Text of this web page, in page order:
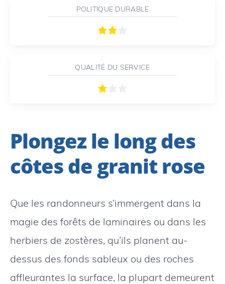
POLITIQUE DURABLE
QUALITÉ DU SERVICE
Plongez le long des
côtes de granit rose
Que les randonneurs s’immergent dans la
magie des forêts de laminaires ou dans les
herbiers de zostères, qu’ils planent au-
dessus des fonds sableux ou des roches
affleurantes la surface, la plupart demeurent